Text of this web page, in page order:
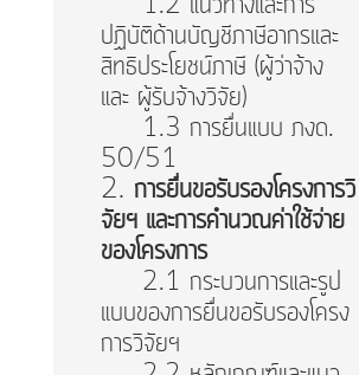
ปฏิบัติด้านบัญชีภาษีอากรและ
สิทธิประโยชน์ภาษี (ผู้ว่าจ้าง
และ ผู้รับจ้างวิจัย)
1.3 การยื่นแบบ ภงด.
50/51
การยื่นขอรับรองโครงการวิ
จัยฯ และการคำนวณค่าใช้จ่าย
ของโครงการ
2.1 กระบวนการและรูป
แบบของการยื่นขอรับรองโครง
การวิจัยฯ